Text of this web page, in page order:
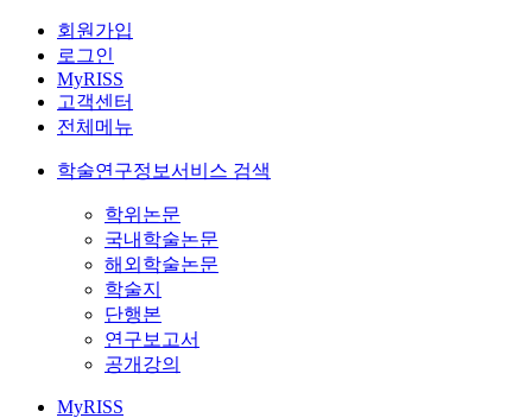
회원가입
로그인
MyRISS
고객센터
전체메뉴
학술연구정보서비스 검색
학위논문
국내학술논문
해외학술논문
학술지
단행본
연구보고서
공개강의
MyRISS